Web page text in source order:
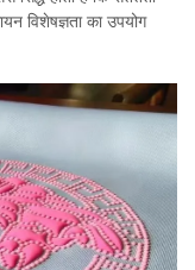
विशेषज्ञता का उपयोग